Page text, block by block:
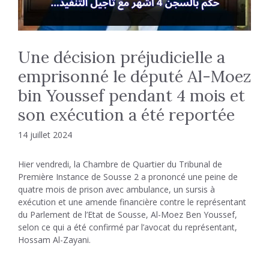
Une décision préjudicielle a
emprisonné le député Al-Moez
bin Youssef pendant 4 mois et
son exécution a été reportée
14 juillet 2024
Hier vendredi, la Chambre de Quartier du Tribunal de
Première Instance de Sousse 2 a prononcé une peine de
quatre mois de prison avec ambulance, un sursis à
exécution et une amende financière contre le représentant
du Parlement de l’Etat de Sousse, Al-Moez Ben Youssef,
selon ce qui a été confirmé par l’avocat du représentant,
Hossam Al-Zayani.